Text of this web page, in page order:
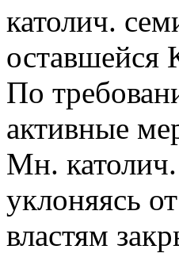
католич.
оставшейся
По
активные
Мн.
уклоняясь
властям